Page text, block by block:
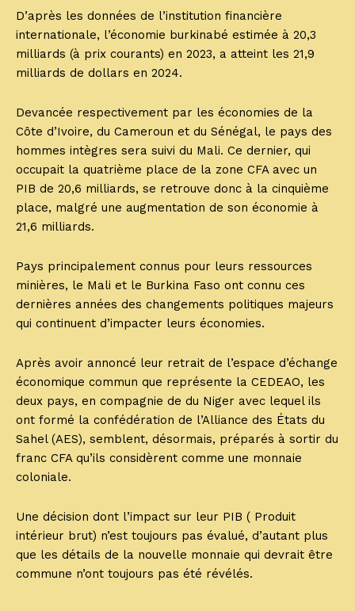
D’après les données de l’institution financière
internationale, l’économie burkinabé estimée à 20,3
milliards (à prix courants) en 2023, a atteint les 21,9
milliards de dollars en 2024.
Devancée respectivement par les économies de la
Côte d’Ivoire, du Cameroun et du Sénégal, le pays des
hommes intègres sera suivi du Mali. Ce dernier, qui
occupait la quatrième place de la zone CFA avec un
PIB de 20,6 milliards, se retrouve donc à la cinquième
place, malgré une augmentation de son économie à
21,6 milliards.
Pays principalement connus pour leurs ressources
minières, le Mali et le Burkina Faso ont connu ces
dernières années des changements politiques majeurs
qui continuent d’impacter leurs économies.
Après avoir annoncé leur retrait de l’espace d’échange
économique commun que représente la CEDEAO, les
deux pays, en compagnie de du Niger avec lequel ils
ont formé la confédération de l’Alliance des États du
Sahel (AES), semblent, désormais, préparés à sortir du
franc CFA qu’ils considèrent comme une monnaie
coloniale.
Une décision dont l’impact sur leur PIB ( Produit
intérieur brut) n’est toujours pas évalué, d’autant plus
que les détails de la nouvelle monnaie qui devrait être
commune n’ont toujours pas été révélés.